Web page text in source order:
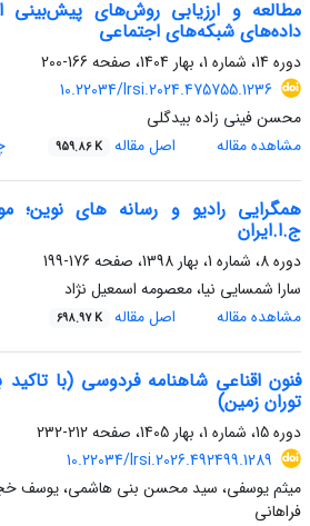
مطالعه و ارزیابی روش‌های پیش‌بینی
داده‌های شبکه‌های اجتماعی
دوره 14، شماره 1، بهار 1404، صفحه
166-200
10.22034/lrsi.2024.475755.1236
محسن فینی زاده بیدگلی
مشاهده مقاله
اصل مقاله 959.86 K
همگرایی رادیو و رسانه های نوین؛
ج.ا.ایران
دوره 8، شماره 1، بهار 1398، صفحه
176-199
سارا شمسایی نیا، معصومه اسمعیل نژاد
مشاهده مقاله
اصل مقاله 698.97 K
فنون اقناعی شاهنامه فردوسی (با تاکید
توران زمین)
دوره 15، شماره 1، بهار 1405، صفحه
212-232
10.22034/lrsi.2026.492499.1289
میثم یوسفی، سید محسن بنی هاشمی، یوسف
فراهانی